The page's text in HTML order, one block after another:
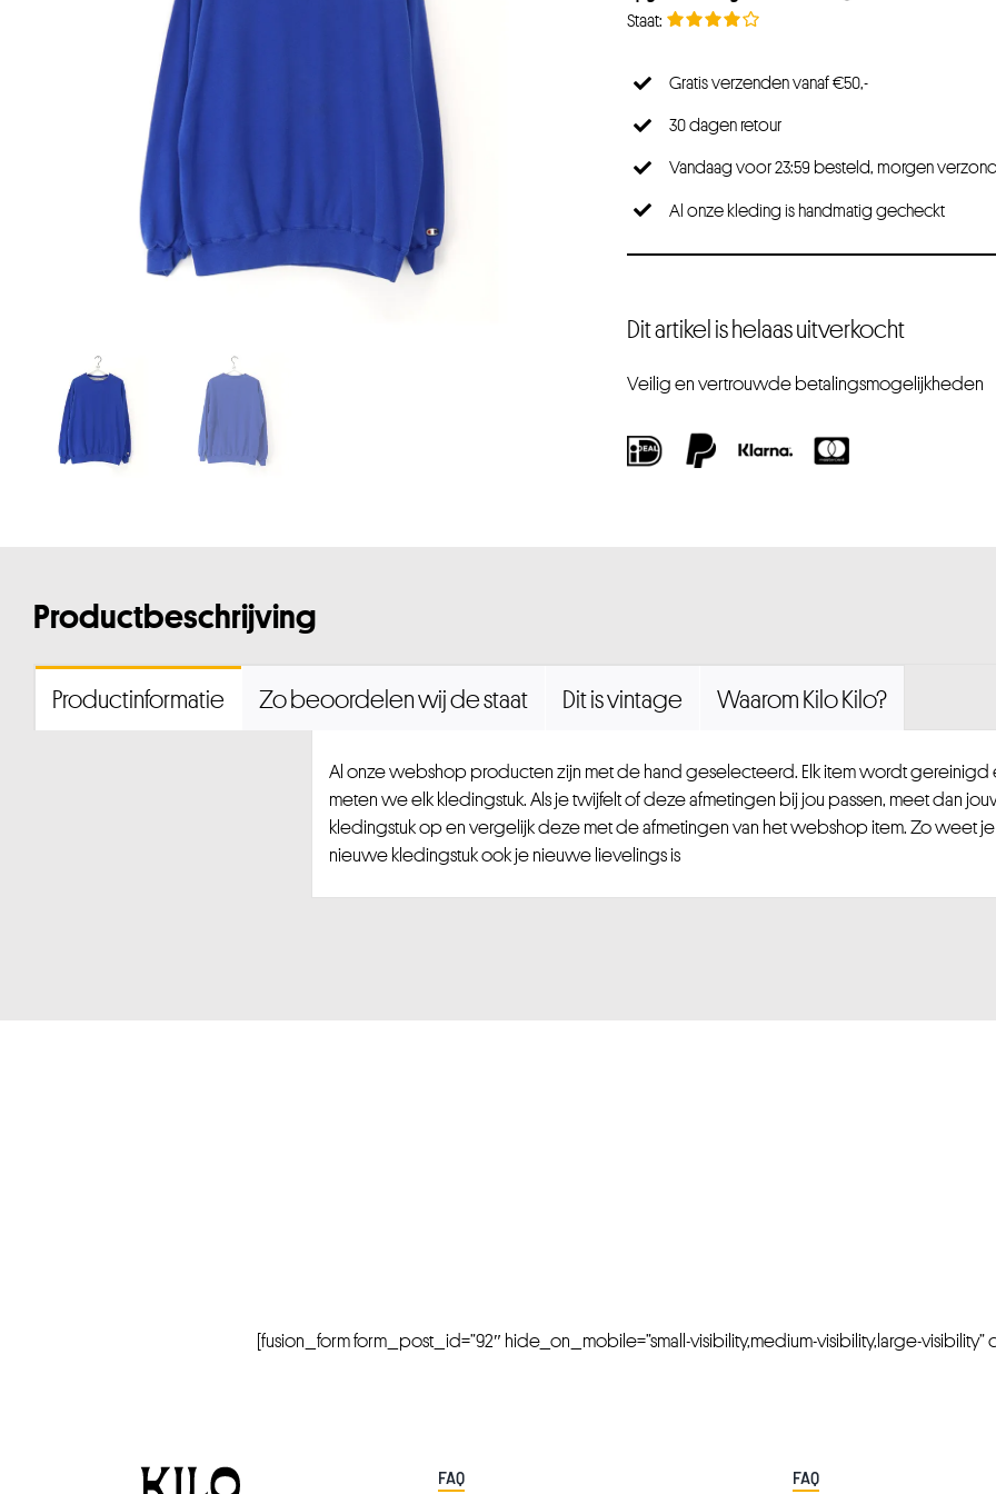
Gratis verzenden vanaf €50,-
30 dagen retour
Vandaag voor 23:59 besteld, morgen
Al onze kleding is handmatig gecheckt
Dit artikel is helaas uitverkocht
Veilig en vertrouwde betalingsmogelijkheden
Productbeschrijving
Productinformatie Zo beoordelen wij de staat Dit is vintage Waarom Kilo Kilo?
Al onze webshop producten zijn met de hand geselecteerd. Elk item wordt gereinigd
meten we elk kledingstuk. Als je twijfelt of deze afmetingen bij jou passen, meet dan
kledingstuk op en vergelijk deze met de afmetingen van het webshop item. Zo weet
nieuwe kledingstuk ook je nieuwe lievelings is
[fusion_form form_post_id=”92″ hide_on_mobile=”small-visibility,medium-visibility,large-visibility”
FAQ FAQ